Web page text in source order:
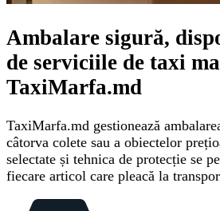
Ambalare sigură,
de serviciile de taxi
TaxiMarfa.md
TaxiMarfa.md gestionează
câtorva colete sau a obiectelor
selectate și tehnica de protecție se
fiecare articol care pleacă la